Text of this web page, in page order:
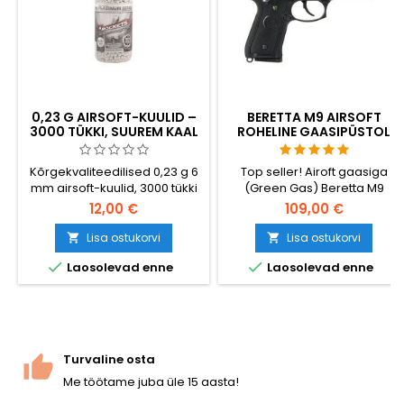
0,23 G AIRSOFT-KUULID –
3000 TÜKKI, SUUREM KAAL
TAGAB PAREMA TÄPSUSE
JA LASKEKAUGUSE
Kõrgekvaliteedilised 0,23 g 6
mm airsoft-kuulid, 3000 tükki
taaskinnitatavas pudelis.
Raskemad kui standardse
kaaluga 0,20 g kuulid –
parem tuulevastupidavus,
tasasem lennutrajektoor,
suurem tabamiskohas jääv
up-süsteemiga ühilduvad.
Suur varu abirelvade ja
tõsiste...
12,00 €
 Lisa ostukorvi
 Laosolevad enne
BERETTA M9 AIRSOFT
ROHELINE GAASIPÜSTOL
TAGASILÖÖGIGA (GBB)
Top seller! Airoft gaasiga
(Green Gas) Beretta M9
replica koos gaasiga Blow
Back (GBB) - slaid liigub ja
relv tagasilöögi ajal
laskmisel.
109,00 €
 Lisa ostukorvi
 Laosolevad enne
Turvaline osta
Me töötame juba üle 15 aasta!